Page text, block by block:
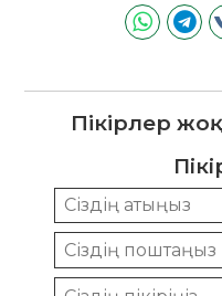
Пікірлер